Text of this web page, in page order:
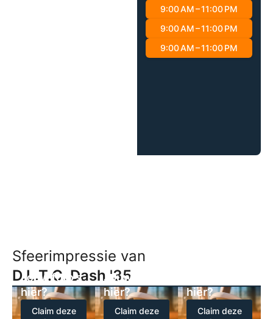
9:00 AM – 11:00 PM
9:00 AM – 11:00 PM
9:00 AM – 11:00 PM
Sfeerimpressie van
D.L.T.C. Dash '35
Jouw foto's
hier?
Claim deze
Jouw foto's
hier?
Claim deze
hier?
Claim deze